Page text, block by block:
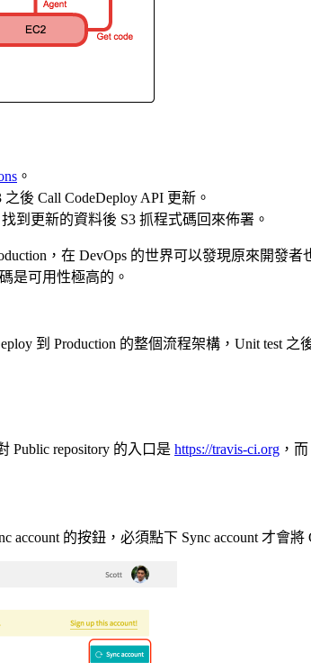
。
後 Call CodeDeploy API 更新。
找到更新的資料後 S3 抓程式碼回來佈署。
，在 DevOps 的世界可以發現原來開發
是可用性極高的。
到 Production 的整個流程架構，Unit test 之
Public repository 的入口是 https://travis-ci.org ，
的按鈕，必須點下 Sync account 才會將